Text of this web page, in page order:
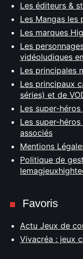
Les éditeurs &
Les Mangas les
Les marques
Les
vidéoludiques
Les principales
Les principaux
séries) et de
Les super-
Les super-
associés
Mentions
Politique de
Favoris
Actu Jeux de
Vivacréa : jeux